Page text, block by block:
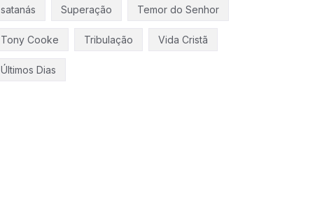
satanás Superação Temor do Senhor
Tony Cooke Tribulação Vida Cristã
Últimos Dias